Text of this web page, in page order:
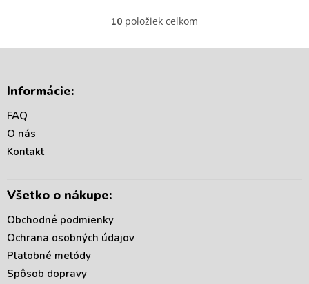
O
l
10 položiek celkom
Informácie:
FAQ
O nás
Kontakt
Všetko o nákupe:
Obchodné podmienky
Ochrana osobných údajov
Platobné metódy
Spôsob dopravy